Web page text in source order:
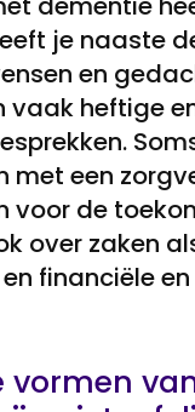
je naaste
en
vaak heftige
met een
voor de
over zaken
financiële
vormen